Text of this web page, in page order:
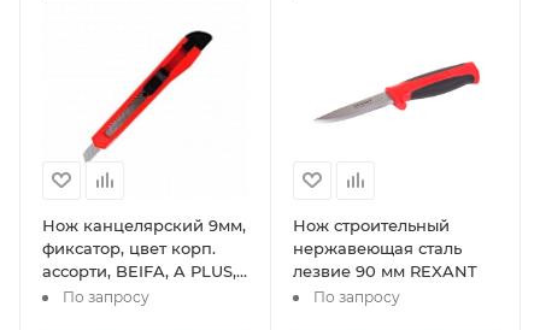
Нож канцелярский 9мм,
фиксатор, цвет корп.
ассорти, BEIFA, A PLUS,
арт. ACU116
По запросу
Нож строительный
нержавеющая сталь
лезвие 90 мм REXANT
По запросу